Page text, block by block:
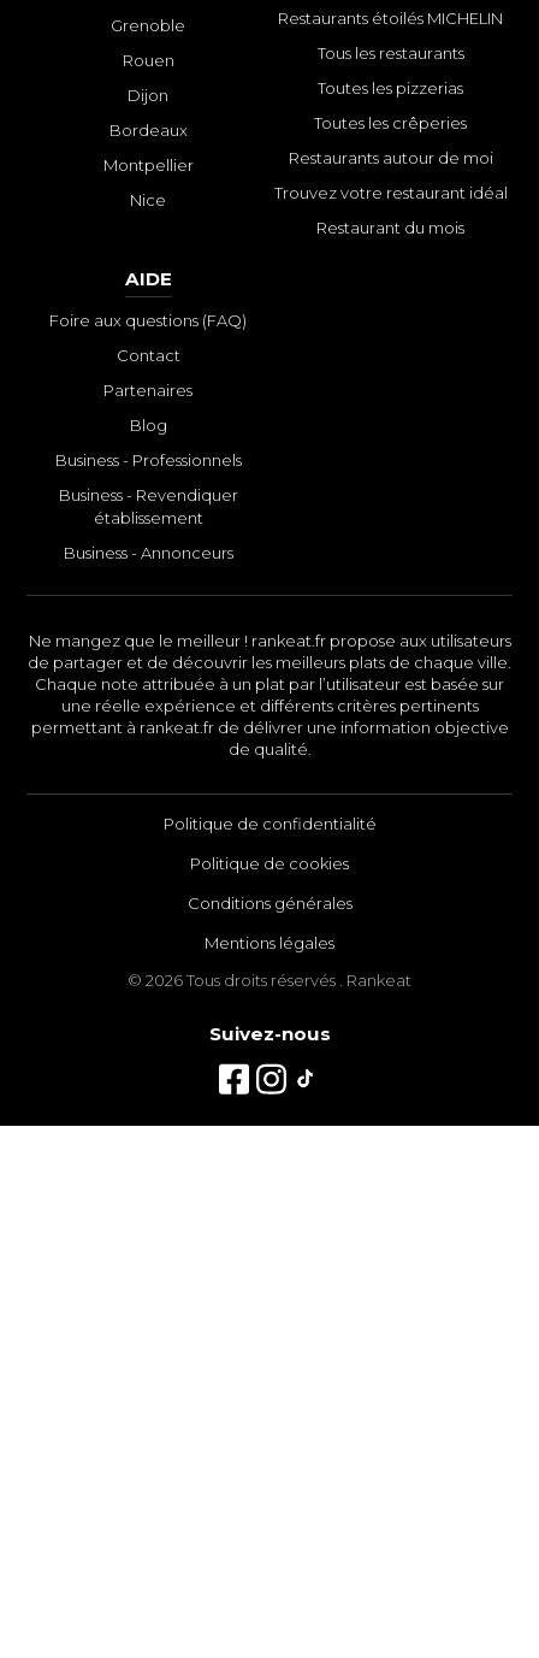
Grenoble
Rouen
Dijon
Bordeaux
Montpellier
Nice
Restaurants étoilés MICHELIN
Tous les restaurants
Toutes les pizzerias
Toutes les crêperies
Restaurants autour de moi
Trouvez votre restaurant idéal
Restaurant du mois
AIDE
Foire aux questions (FAQ)
Contact
Partenaires
Blog
Business - Professionnels
Business - Revendiquer
établissement
Business - Annonceurs
Ne mangez que le meilleur ! rankeat.fr propose aux utilisateurs
de partager et de découvrir les meilleurs plats de chaque ville.
Chaque note attribuée à un plat par l’utilisateur est basée sur
une réelle expérience et différents critères pertinents
permettant à rankeat.fr de délivrer une information objective
de qualité.
Politique de confidentialité
Politique de cookies
Conditions générales
Mentions légales
© 2026 Tous droits réservés . Rankeat
Suivez-nous